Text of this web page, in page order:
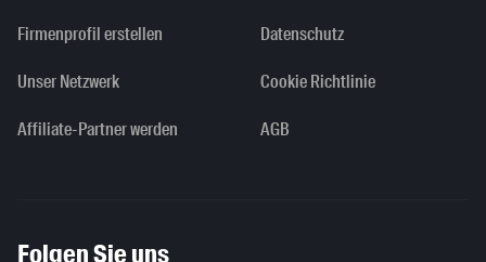
Firmenprofil erstellen
Unser Netzwerk
Affiliate-Partner werden
Datenschutz
Cookie Richtlinie
AGB
Folgen Sie uns